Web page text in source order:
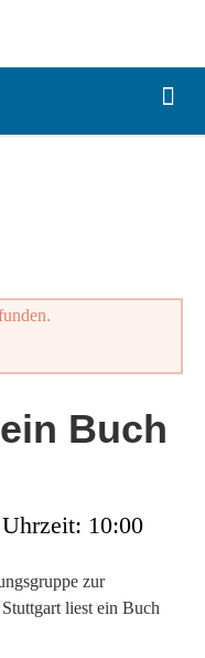
Buch
10:00
zur
liest ein Buch